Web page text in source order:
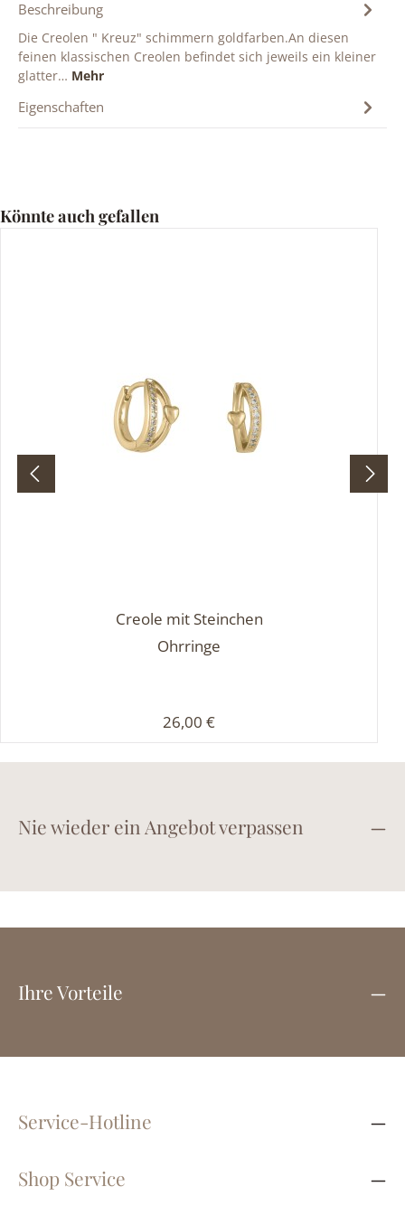
Beschreibung
Die Creolen " Kreuz" schimmern goldfarben.An diesen
feinen klassischen Creolen befindet sich jeweils ein kleiner
glatter… Mehr
Eigenschaften
Produktgalerie überspringen
Könnte auch gefallen
Creole mit Steinchen
Ohrringe
Regulärer Preis:
26,00 €
Nie wieder ein Angebot verpassen
Ihre Vorteile
Service-Hotline
Shop Service